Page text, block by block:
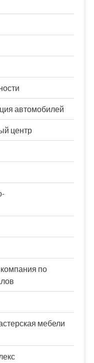
автомобилей
центр
по
мебели